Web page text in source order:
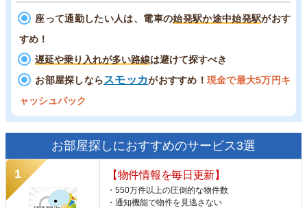
座って通勤したい人は、電車の始発駅か途中始発駅がおす
すめ！
遅延や乗り入れが多い路線は避けて探すべき
お部屋探しならスモッカがおすすめ！ 現金で最大5万円キ
ャッシュバック
お部屋探しにおすすめのサービス3選
【物件情報を毎日更新】
・550万件以上の圧倒的な物件数
・通知機能で物件を見逃さない